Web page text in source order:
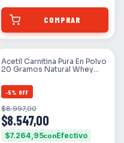
Acetil Carnitina Pura En Polvo
20 Gramos Natural Whey
-5% OFF
$8.547,00
$8.997,00
$7.264,95con